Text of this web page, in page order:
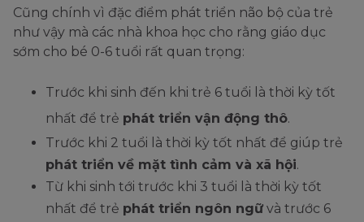
Cũng chính vì đặc điểm phát triển não bộ của trẻ
như vậy mà các nhà khoa học cho rằng giáo dục
sớm cho bé 0-6 tuổi rất quan trọng:
Trước khi sinh đến khi trẻ 6 tuổi là thời kỳ tốt
nhất để trẻ phát triển vận động thô.
Trước khi 2 tuổi là thời kỳ tốt nhất để giúp trẻ
phát triển về mặt tình cảm và xã hội.
Từ khi sinh tới trước khi 3 tuổi là thời kỳ tốt
nhất để trẻ phát triển ngôn ngữ và trước 6